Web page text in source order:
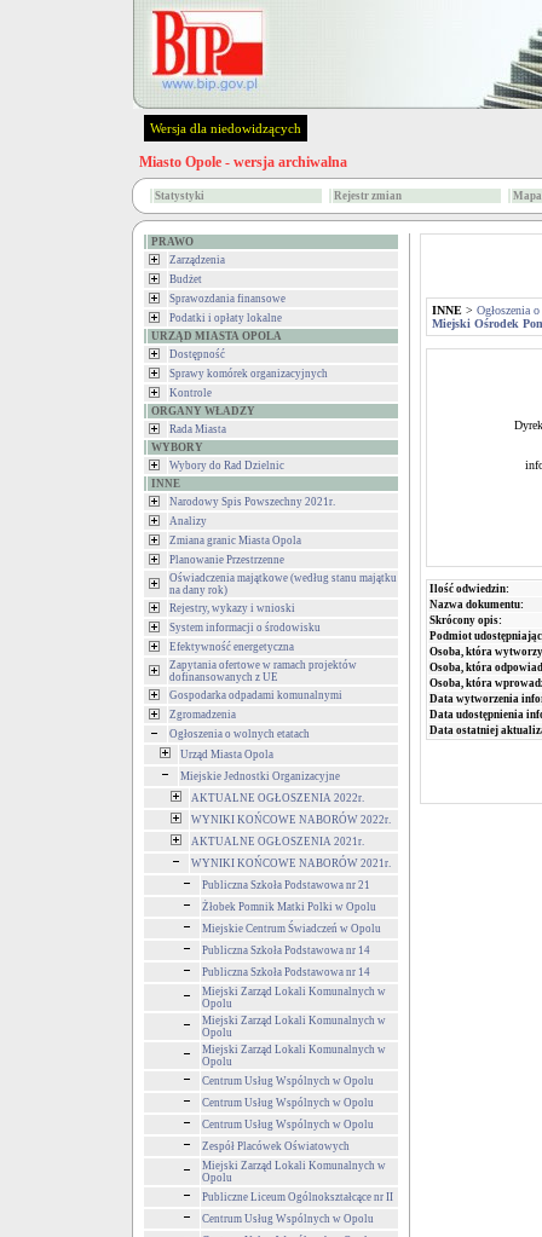
Wersja dla niedowidzących
Miasto Opole - wersja archiwalna
Statystyki Rejestr zmian
PRAWO
Zarządzenia
Budżet
Sprawozdania finansowe
Podatki i opłaty lokalne
URZĄD MIASTA OPOLA
Dostępność
Sprawy komórek organizacyjnych
Kontrole
ORGANY WŁADZY
Rada Miasta
WYBORY
Wybory do Rad Dzielnic
INNE
Narodowy Spis Powszechny 2021r.
Analizy
Zmiana granic Miasta Opola
Planowanie Przestrzenne
Oświadczenia majątkowe (według stanu majątku
na dany rok)
Rejestry, wykazy i wnioski
System informacji o środowisku
Efektywność energetyczna
Zapytania ofertowe w ramach projektów
dofinansowanych z UE
Gospodarka odpadami komunalnymi
Zgromadzenia
Ogłoszenia o wolnych etatach
Urząd Miasta Opola
Miejskie Jednostki Organizacyjne
AKTUALNE OGŁOSZENIA 2022r.
WYNIKI KOŃCOWE NABORÓW 2022r.
AKTUALNE OGŁOSZENIA 2021r.
WYNIKI KOŃCOWE NABORÓW 2021r.
Publiczna Szkoła Podstawowa nr 21
Żłobek Pomnik Matki Polki w Opolu
Miejskie Centrum Świadczeń w Opolu
Publiczna Szkoła Podstawowa nr 14
Publiczna Szkoła Podstawowa nr 14
Miejski Zarząd Lokali Komunalnych w
Opolu
Miejski Zarząd Lokali Komunalnych w
Opolu
Miejski Zarząd Lokali Komunalnych w
Opolu
Centrum Usług Wspólnych w Opolu
Centrum Usług Wspólnych w Opolu
Centrum Usług Wspólnych w Opolu
Zespół Placówek Oświatowych
Miejski Zarząd Lokali Komunalnych w
Opolu
Publiczne Liceum Ogólnokształcące nr II
Centrum Usług Wspólnych w Opolu
INNE > Ogłoszenia
Miejski Ośrodek
Ilość odwiedzin:
Nazwa dokumentu:
Skrócony opis:
Podmiot
Osoba, która
Osoba, która
Osoba, która
Data wytworzenia
Data udostępnienia
Data ostatniej